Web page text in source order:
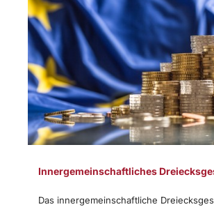
Innergemeinschaftliches
Das innergemeinschaftliche